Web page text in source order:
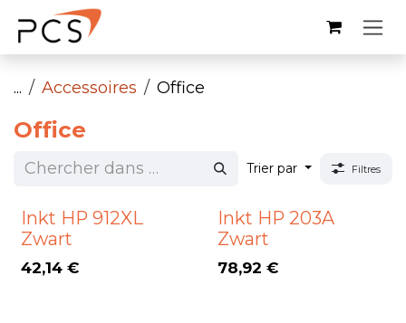
Se rendre au contenu
... Accessoires Office
Office
Trier par Filtres
Inkt HP 912XL
Zwart
42,14 €
Inkt HP 203A
Zwart
78,92 €